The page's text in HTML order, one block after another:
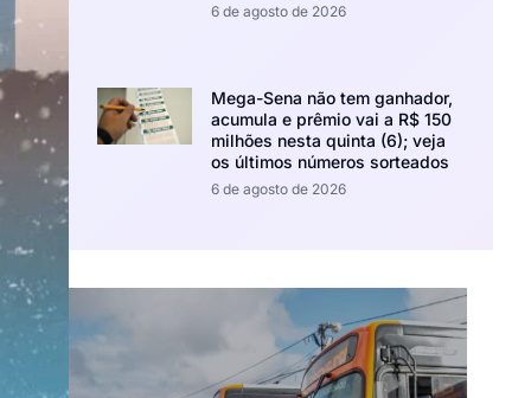
6 de agosto de 2026
Mega-Sena não tem ganhador,
acumula e prêmio vai a R$ 150
milhões nesta quinta (6); veja
os últimos números sorteados
6 de agosto de 2026